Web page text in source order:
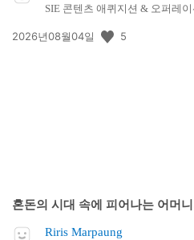
SIE 콘텐츠 애퀴지션 & 오퍼레
공
2026년08월04일 5
혼돈의 시대 속에 피어나는 어머
Riris Marpaung